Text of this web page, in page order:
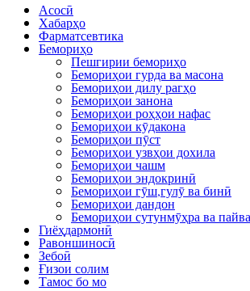
Асосӣ
Хабарҳо
Фарматсевтика
Бемориҳо
Пешгирии бемориҳо
Бемориҳои гурда ва масона
Бемориҳои дилу рагҳо
Бемориҳои занона
Бемориҳои роҳҳои нафас
Бемориҳои кӯдакона
Бемориҳои пӯст
Бемориҳои узвҳои дохила
Бемориҳои чашм
Бемориҳои эндокринӣ
Бемориҳои гӯш,гулӯ ва бинӣ
Бемориҳои дандон
Бемориҳои сутунмӯҳра ва
Гиёҳдармонӣ
Равоншиносӣ
Зебоӣ
Ғизои солим
Тамос бо мо